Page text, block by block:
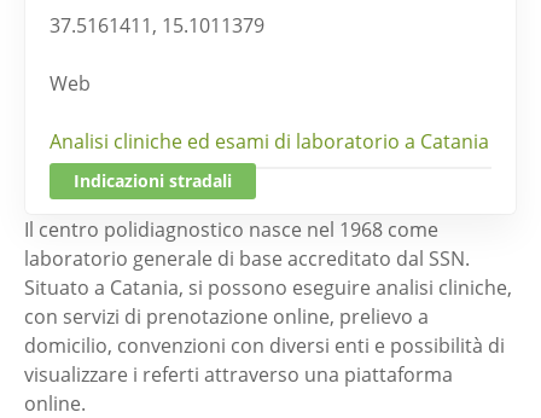
37.5161411, 15.1011379
Web
Analisi cliniche ed esami di laboratorio a Catania
Indicazioni stradali
Il centro polidiagnostico nasce nel 1968 come
laboratorio generale di base accreditato dal SSN.
Situato a Catania, si possono eseguire analisi cliniche,
con servizi di prenotazione online, prelievo a
domicilio, convenzioni con diversi enti e possibilità di
visualizzare i referti attraverso una piattaforma
online.